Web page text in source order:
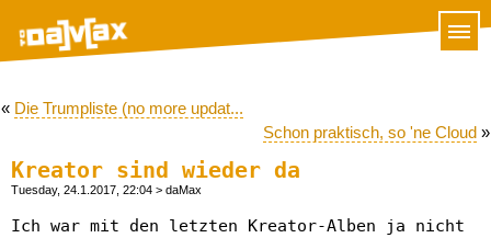
« Die Trumpliste (no more updat...
Schon praktisch, so 'ne Cloud »
Kreator sind wieder da
Tuesday, 24.1.2017, 22:04 > daMax
Ich war mit den letzten Kreator-Alben ja nicht